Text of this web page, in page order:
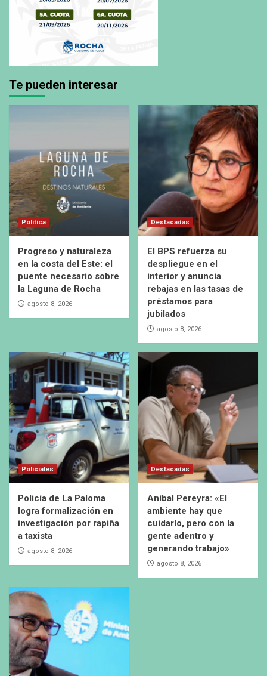
Te pueden interesar
Política
Progreso y naturaleza
en la costa del Este: el
puente necesario sobre
la Laguna de Rocha
agosto 8, 2026
Destacadas
El BPS refuerza su
despliegue en el
interior y anuncia
rebajas en las tasas de
préstamos para
jubilados
agosto 8, 2026
Policiales
Policía de La Paloma
logra formalización en
investigación por rapiña
a taxista
agosto 8, 2026
Destacadas
Aníbal Pereyra: «El
ambiente hay que
cuidarlo, pero con la
gente adentro y
generando trabajo»
agosto 8, 2026